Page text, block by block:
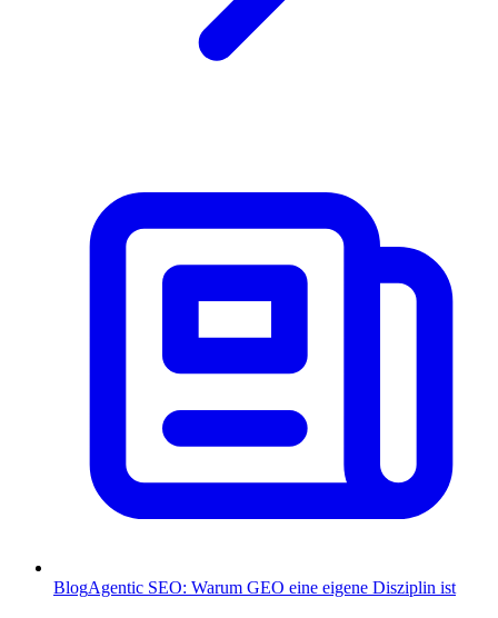
BlogAgentic SEO: Warum GEO eine eigene Disziplin ist